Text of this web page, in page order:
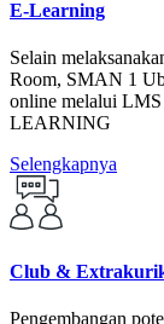
E-Learning
Selain
Room, SMAN 1
online melalui
LEARNING
Selengkapnya
Club &
Pengembangan